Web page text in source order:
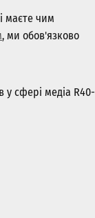
маєте чим
, ми обов'язково
у сфері медіа R40-